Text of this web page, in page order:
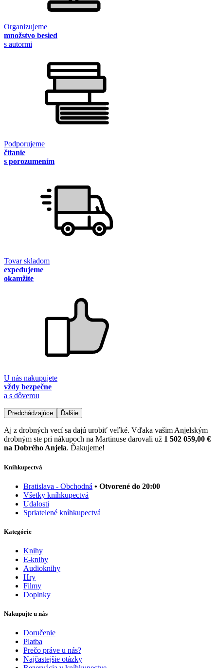
Organizujeme
množstvo besied
s autormi
Podporujeme
čítanie
s porozumením
Tovar skladom
expedujeme
okamžite
U nás nakupujete
vždy bezpečne
a s dôverou
Predchádzajúce Ďalšie
Aj z drobných vecí sa dajú urobiť veľké. Vďaka vašim Anjelským
drobným ste pri nákupoch na Martinuse darovali už 1 502 059,00 €
na Dobrého Anjela. Ďakujeme!
Kníhkupectvá
Bratislava - Obchodná • Otvorené do 20:00
Všetky kníhkupectvá
Udalosti
Spriatelené kníhkupectvá
Kategórie
Knihy
E-knihy
Audioknihy
Hry
Filmy
Doplnky
Nakupujte u nás
Doručenie
Platba
Prečo práve u nás?
Najčastejšie otázky